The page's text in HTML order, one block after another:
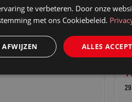
VEILIG VLIEGEN?
3
te verbeteren. Door onze
met ons Cookiebeleid.
ALLES
AFWIJZEN